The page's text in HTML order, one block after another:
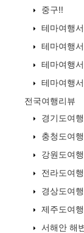
중구!!
테마여행
테마여행
테마여행
테마여행
전국여행리뷰
경기도여행
충청도여행
강원도여행
전라도여행
경상도여행
제주도여
서해안 해